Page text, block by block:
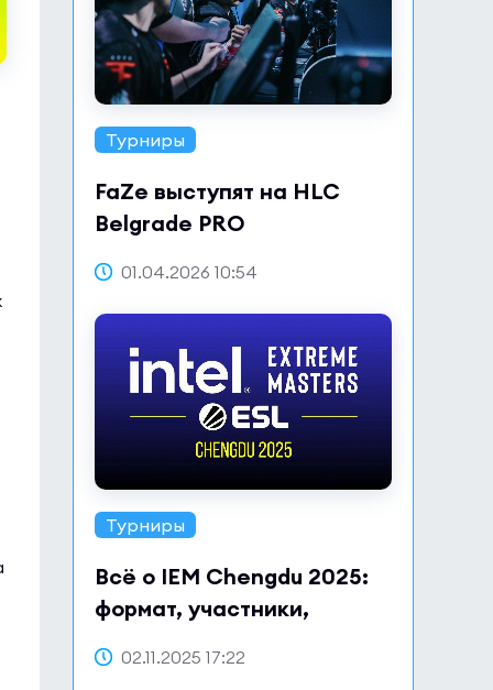
Турниры
FaZe выступят на HLC
Belgrade PRO
01.04.2026 10:54
Турниры
Всё о IEM Chengdu 2025:
формат, участники,
фонд
02.11.2025 17:22